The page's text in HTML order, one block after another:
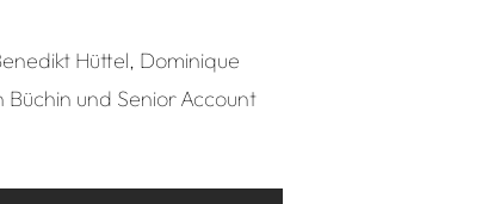
Hüttel, Dominique
und Senior Account